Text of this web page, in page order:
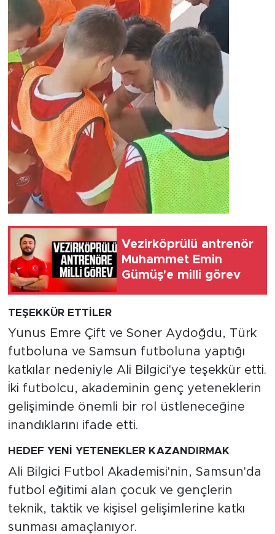
Vezirköprülü antrenör
Muhammet Emin
Gümüş'e milli görev
TEŞEKKÜR ETTİLER
Yunus Emre Çift ve Soner Aydoğdu, Türk
futboluna ve Samsun futboluna yaptığı
katkılar nedeniyle Ali Bilgici'ye teşekkür etti.
İki futbolcu, akademinin genç yeteneklerin
gelişiminde önemli bir rol üstleneceğine
inandıklarını ifade etti.
HEDEF YENİ YETENEKLER KAZANDIRMAK
Ali Bilgici Futbol Akademisi'nin, Samsun'da
futbol eğitimi alan çocuk ve gençlerin
teknik, taktik ve kişisel gelişimlerine katkı
sunması amaçlanıyor.